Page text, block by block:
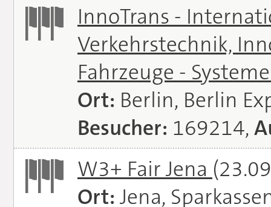
InnoTrans -
Verkehrstechnik,
Fahrzeuge -
Ort: Berlin, Berlin
Besucher: 169214,
W3+ Fair Jena
Ort: Jena,